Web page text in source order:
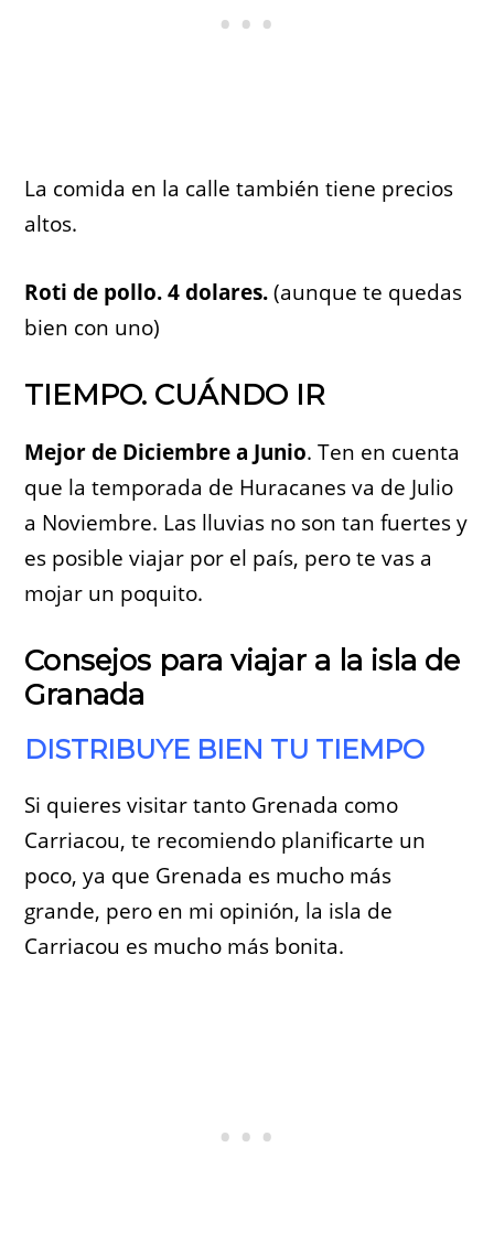
La comida en la calle también tiene precios
altos.
Roti de pollo. 4 dolares.(aunque te quedas
bien con uno)
TIEMPO. CUÁNDO IR
Mejor de Diciembre a Junio. Ten en cuenta
que la temporada de Huracanes va de Julio
a Noviembre. Las lluvias no son tan fuertes y
es posible viajar por el país, pero te vas a
mojar un poquito.
Consejos para viajar a la isla de
Granada
DISTRIBUYE BIEN TU TIEMPO
Si quieres visitar tanto Grenada como
Carriacou, te recomiendo planificarte un
poco, ya que Grenada es mucho más
grande, pero en mi opinión, la isla de
Carriacou es mucho más bonita.